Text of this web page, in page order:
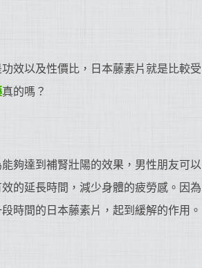
效以及性價比，日本藤素片就是比較受
真的嗎？
夠達到補腎壯陽的效果，男性朋友可以
的延長時間，減少身體的疲勞感。因為
時間的日本藤素片，起到緩解的作用。